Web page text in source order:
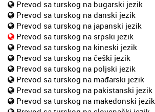
Prevod sa turskog na bugarski jezik
Prevod sa turskog na danski jezik
Prevod sa turskog na japanski jezik
Prevod sa turskog na srpski jezik
Prevod sa turskog na kineski jezik
Prevod sa turskog na češki jezik
Prevod sa turskog na poljski jezik
Prevod sa turskog na mađarski jezik
Prevod sa turskog na pakistanski jezik
Prevod sa turskog na makedonski jezik